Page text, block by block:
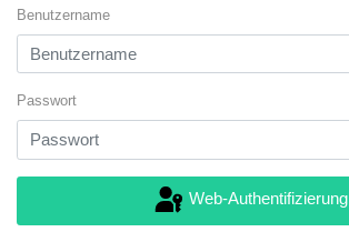
Benutzername
Passwort
Web-Authentifizierung